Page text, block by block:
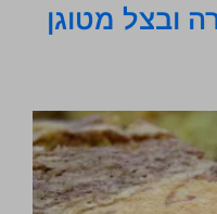
ובצל מטוגן